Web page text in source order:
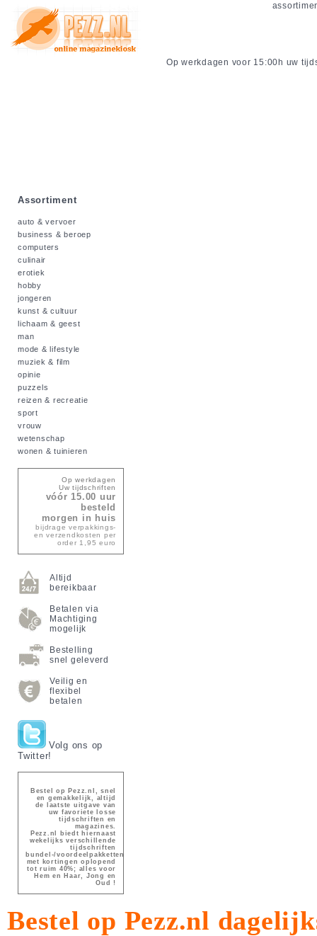
Op werkdagen voor 15:00h uw
Assortiment
auto & vervoer
business & beroep
computers
culinair
erotiek
hobby
jongeren
kunst & cultuur
lichaam & geest
man
mode & lifestyle
muziek & film
opinie
puzzels
reizen & recreatie
sport
vrouw
wetenschap
wonen & tuinieren
Op werkdagen
Uw tijdschriften
vóór 15.00 uur
besteld
morgen in huis
bijdrage verpakkings-
en verzendkosten per
order 1,95 euro
Altijd
bereikbaar
Betalen via
Machtiging
mogelijk
Bestelling
snel geleverd
Veilig en
flexibel
betalen
Volg ons op
Twitter!
Bestel op Pezz.nl, snel
en gemakkelijk, altijd
de laatste uitgave van
uw favoriete losse
tijdschriften en
magazines.
Pezz.nl biedt hiernaast
wekelijks verschillende
tijdschriften
bundel-/voordeelpakketten
met kortingen oplopend
tot ruim 40%; alles voor
Hem en Haar, Jong en
Oud !
Bestel op Pezz.nl